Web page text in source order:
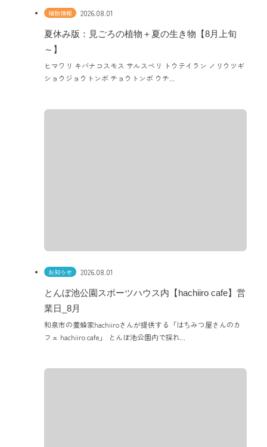
植物情報 2026.08.01
夏休み版：見ごろの植物＋夏の生き物【8月上旬
～】
ヒマワリ キバナコスモス サルスベリ トウテイラン ノリウツギ
ショウジョウトンボ チョウトンボ ウチ...
お知らせ 2026.08.01
とんぼ池公園スポーツハウス内【hachiiro cafe】営
業日_8月
和泉市の養蜂家hachiiroさんが提供する「はちみつ屋さんのカ
フェ hachiiro cafe」 とんぼ池公園内で採れ...